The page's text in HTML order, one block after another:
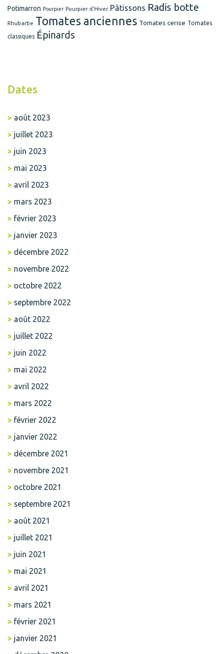
Potimarron Pourpier Pourpier d'Hiver Pâtissons Radis botte
Rhubarbe Tomates anciennes Tomates cerise Tomates
classiques Épinards
Dates
août 2023
juillet 2023
juin 2023
mai 2023
avril 2023
mars 2023
février 2023
janvier 2023
décembre 2022
novembre 2022
octobre 2022
septembre 2022
août 2022
juillet 2022
juin 2022
mai 2022
avril 2022
mars 2022
février 2022
janvier 2022
décembre 2021
novembre 2021
octobre 2021
septembre 2021
août 2021
juillet 2021
juin 2021
mai 2021
avril 2021
mars 2021
février 2021
janvier 2021